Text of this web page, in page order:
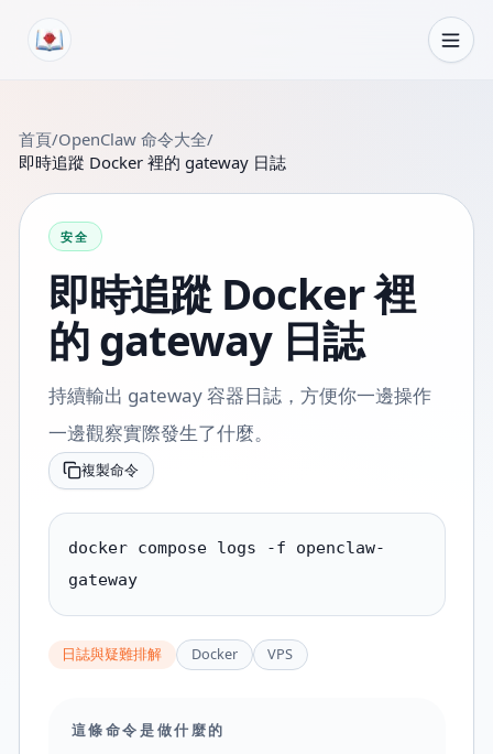
首頁/OpenClaw 命令大全/
即時追蹤 Docker 裡的 gateway 日誌
安全
即時追蹤 Docker 裡
的 gateway 日誌
持續輸出 gateway 容器日誌，方便你一邊操作
一邊觀察實際發生了什麼。
複製命令
docker compose logs -f openclaw-
gateway
日誌與疑難排解 Docker VPS
這條命令是做什麼的